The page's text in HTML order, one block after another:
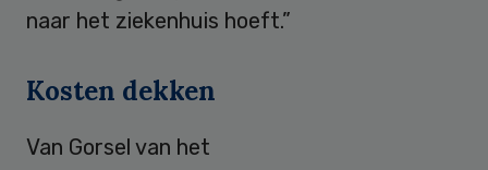
naar het ziekenhuis hoeft.”
Kosten dekken
Van Gorsel van het